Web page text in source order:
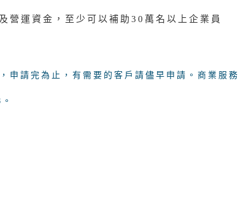
營運資金，至少可以補助30萬名以上企業員
申請完為止， 有需要的客戶請儘早申請。商業服務